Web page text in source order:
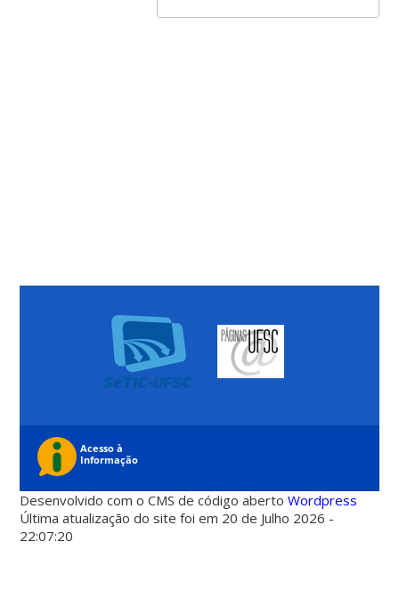
Desenvolvido com o CMS de código abertoWordpress
Última atualização do site foi em 20 de Julho 2026 -
22:07:20